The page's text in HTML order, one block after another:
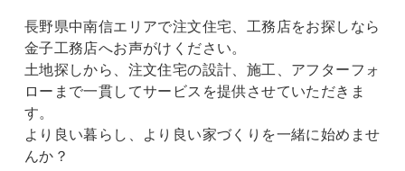
長野県中南信エリアで注文住宅、工務店をお探しなら
金子工務店へお声がけください。
土地探しから、注文住宅の設計、施工、アフターフォ
ローまで一貫してサービスを提供させていただきま
す。
より良い暮らし、より良い家づくりを一緒に始めませ
んか？